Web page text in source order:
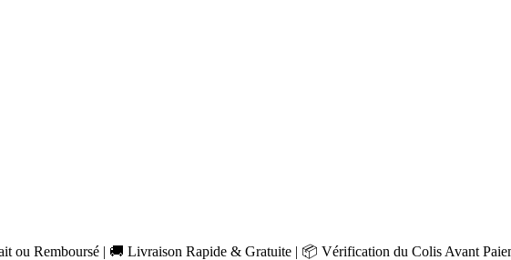
ou Remboursé | 🚚 Livraison Rapide & Gratuite | 📦 Vérification du Colis Avant